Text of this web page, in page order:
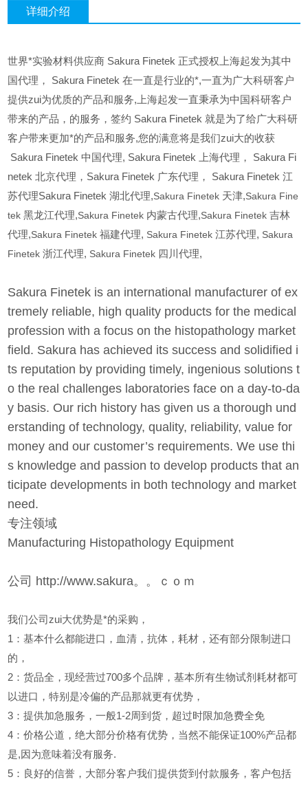
详细介绍
世界*实验材料供应商 Sakura Finetek 正式授权上海起发为其中
国代理， Sakura Finetek 在一直是行业的*,一直为广大科研客户
提供zui为优质的产品和服务,上海起发一直秉承为中国科研客户
带来的产品，的服务，签约 Sakura Finetek 就是为了给广大科研
客户带来更加*的产品和服务,您的满意将是我们zui大的收获
Sakura Finetek中国代理, Sakura Finetek 上海代理， Sakura Fi
netek 北京代理，Sakura Finetek 广东代理， Sakura Finetek 江
苏代理Sakura Finetek 湖北代理,Sakura Finetek 天津,Sakura Fine
tek黑龙江代理,Sakura Finetek 内蒙古代理,Sakura Finetek吉林
代理,Sakura Finetek福建代理, Sakura Finetek江苏代理, Sakura
Finetek浙江代理, Sakura Finetek 四川代理,
Sakura Finetek is an international manufacturer of ex
tremely reliable, high quality products for the medical
profession with a focus on the histopathology market
field. Sakura has achieved its success and solidified i
ts reputation by providing timely, ingenious solutions t
o the real challenges laboratories face on a day-to-da
y basis. Our rich history has given us a thorough und
erstanding of technology, quality, reliability, value for
money and our customer’s requirements. We use thi
s knowledge and passion to develop products that an
ticipate developments in both technology and market
need.
专注领域
Manufacturing Histopathology Equipment
公司 http://www.sakura。。ｃｏｍ
我们公司zui大优势是*的采购，
1
：基本什么都能进口，血清，抗体，耗材，还有部分限制进口
的，
2 ：货品全，现经营过700多个品牌，基本所有生物试剂耗材都可
以进口，特别是冷偏的产品那就更有优势，
3 ：提供加急服务，一般1-2周到货，超过时限加急费全免
4 ：价格公道，绝大部分价格有优势，当然不能保证100%产品都
是,因为意味着没有服务.
5 ：良好的信誉，大部分客户我们提供货到付款服务，客户包括